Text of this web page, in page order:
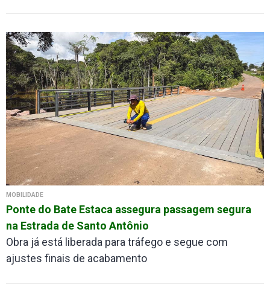
MOBILIDADE
Ponte do Bate Estaca assegura passagem segura
na Estrada de Santo Antônio
Obra já está liberada para tráfego e segue com
ajustes finais de acabamento